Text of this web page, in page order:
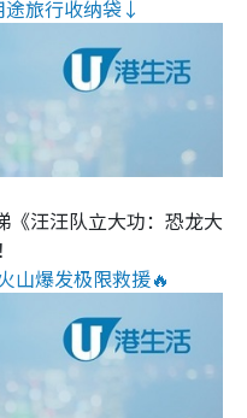
旅行收纳袋↓
《汪汪队立大功：恐龙大
山爆发极限救援🔥